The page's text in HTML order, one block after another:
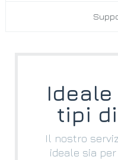
tipi
Il nostro
ideale sia